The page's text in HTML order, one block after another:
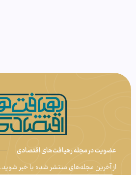
عضویت در مجله رهیافت‌های اقتصادی
از آخرین مجله‌های منتشر شده با خبر شوید.